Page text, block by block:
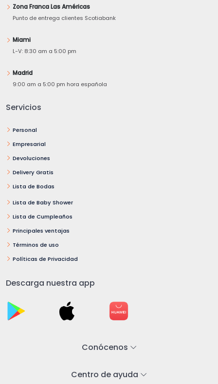
Zona Franca Las Américas
Punto de entrega clientes Scotiabank
Miami
L-V: 8:30 am a 5:00 pm
Madrid
9:00 am a 5:00 pm hora española
Servicios
Personal
Empresarial
Devoluciones
Delivery Gratis
Lista de Bodas
Lista de Baby Shower
Lista de Cumpleaños
Principales ventajas
Términos de uso
Políticas de Privacidad
Descarga nuestra app
Conócenos
Centro de ayuda